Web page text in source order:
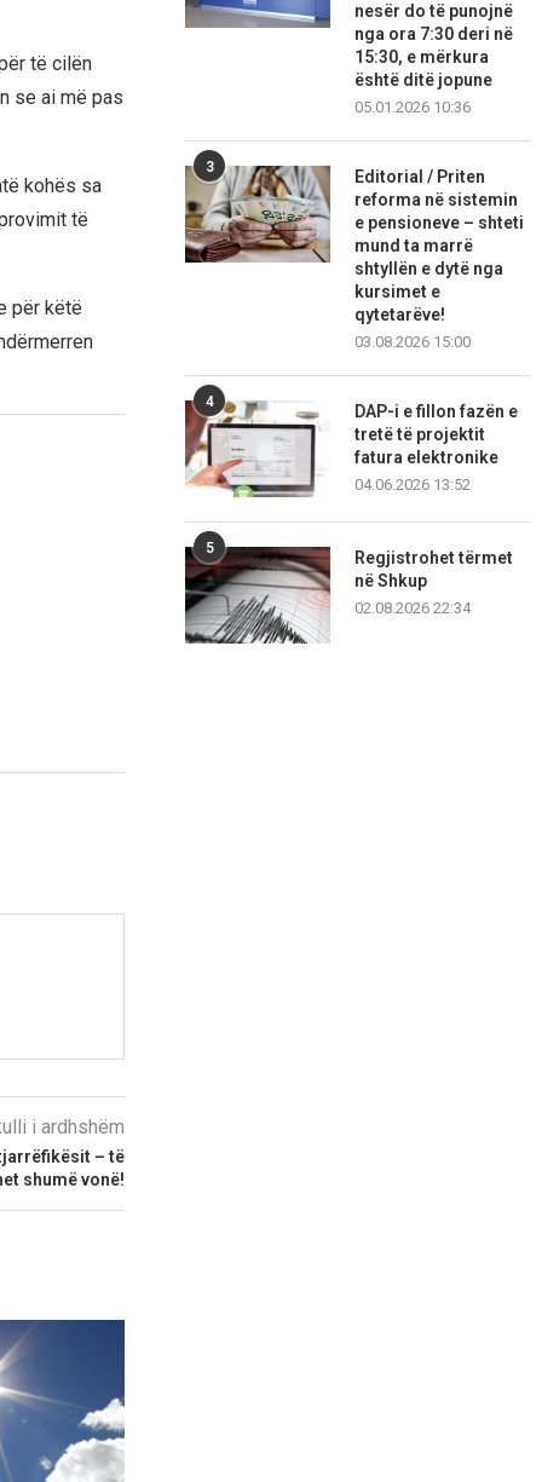
të cilën
se ai më pas
kohës sa
të
për këtë
i ardhshëm
– të
shumë vonë!
nesër do të punojnë
nga ora 7:30 deri në
15:30, e mërkura
është ditë jopune
05.01.2026 10:36
3
Editorial / Priten
reforma në sistemin
e pensioneve – shteti
mund ta marrë
shtyllën e dytë nga
kursimet e
qytetarëve!
03.08.2026 15:00
4
DAP-i e fillon fazën e
tretë të projektit
fatura elektronike
04.06.2026 13:52
5
Regjistrohet tërmet
në Shkup
02.08.2026 22:34